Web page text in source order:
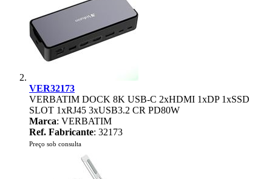
VER32173
VERBATIM DOCK 8K USB-C 2xHDMI 1xDP 1xSSD
SLOT 1xRJ45 3xUSB3.2 CR PD80W
Marca: VERBATIM
Ref. Fabricante: 32173
Preço sob consulta